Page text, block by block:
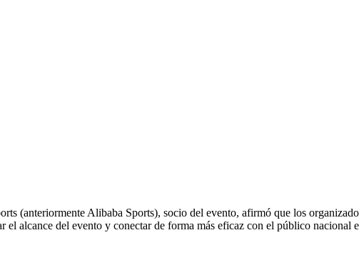
(anteriormente Alibaba Sports), socio del evento, afirmó que los
alcance del evento y conectar de forma más eficaz con el público nacional